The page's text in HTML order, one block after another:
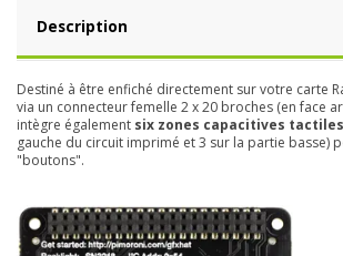
Description
Destiné à être enfiché directement sur votre carte
via un connecteur femelle 2 x 20 broches (en face
intègre également six zones capacitives tactiles
gauche du circuit imprimé et 3 sur la partie basse)
"boutons".